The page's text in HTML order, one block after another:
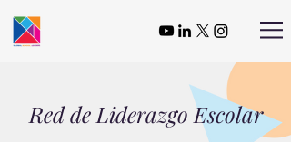
Red de Liderazgo Escolar